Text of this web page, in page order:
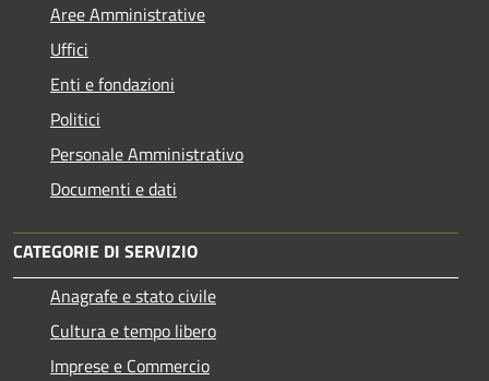
Aree Amministrative
Uffici
Enti e fondazioni
Politici
Personale Amministrativo
Documenti e dati
CATEGORIE DI SERVIZIO
Anagrafe e stato civile
Cultura e tempo libero
Imprese e Commercio